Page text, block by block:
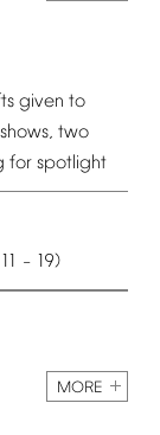
given to
shows, two
for spotlight
11 – 19)
MORE